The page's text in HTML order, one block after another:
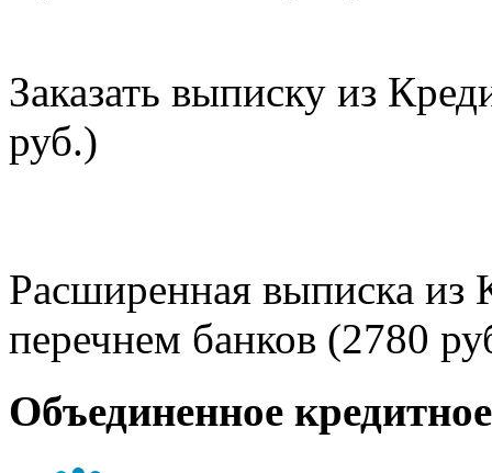
Заказать выписку из
руб.)
Расширенная выписка из
перечнем банков (2780
Объединенное